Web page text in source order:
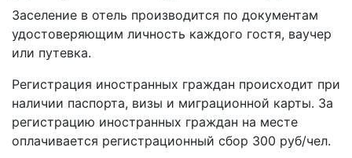
Заселение в отель производится по документам
удостоверяющим личность каждого гостя, ваучер
или путевка.
Регистрация иностранных граждан происходит при
наличии паспорта, визы и миграционной карты. За
регистрацию иностранных граждан на месте
оплачивается регистрационный сбор 300 руб/чел.